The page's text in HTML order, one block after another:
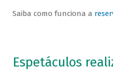
Saiba como funciona a
Espetáculos